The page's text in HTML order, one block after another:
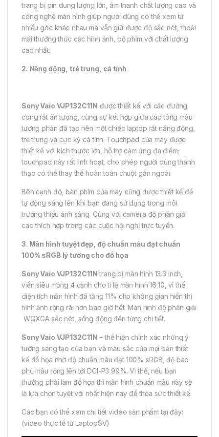
trang bị pin dung lượng lớn, âm thanh chất lượng cao và
công nghệ màn hình giúp người dùng có thể xem từ
nhiều góc khác nhau mà vẫn giữ được độ sắc nét, thoải
mái thưởng thức các hình ảnh, bộ phim với chất lượng
cao nhất.
2. Năng động, trẻ trung, cá tính
Sony Vaio VJP132C11N được thiết kế với các đường
cong rất ấn tượng, cùng sự kết hợp giữa các tông màu
tương phản đã tạo nên một chiếc laptop rất năng động,
trẻ trung và cực kỳ cá tính. Touchpad của máy được
thiết kế với kích thước lớn, hỗ trợ cảm ứng đa điểm;
touchpad này rất linh hoạt, cho phép người dùng thành
thạo có thể thay thế hoàn toàn chuột gắn ngoài.
Bên cạnh đó, bàn phím của máy cũng được thiết kế để
tự động sáng lên khi bạn đang sử dụng trong môi
trường thiếu ánh sáng. Cùng với camera độ phân giải
cao thích hợp trong các cuộc hội nghị trực tuyến.
3. Màn hình tuyệt đẹp, độ chuẩn màu đạt chuẩn
100% sRGB lý tưởng cho đồ họa
Sony Vaio VJP132C11Ntrang bị màn hình 13.3 inch,
viền siêu mỏng 4 cạnh cho tỉ lệ màn hình 16:10, vì thế
diện tích màn hình đã tăng 11% cho không gian hiển thị
hình ảnh rộng rãi hơn bao giờ hết. Màn hình độ phân giải
WQXGA sắc nét, sống động đến từng chi tiết.
Sony Vaio VJP132C11N– thể hiện chính xác những ý
tưởng sáng tạo của bạn và màu sắc của mọi bản thiết
kế đồ họa nhờ độ chuẩn màu đạt 100% sRGB, độ bao
phủ màu rộng lên tới DCI-P3 99%. Vì thế, nếu bạn
thường phải làm đồ họa thì màn hình chuẩn màu này sẽ
là lựa chọn tuyệt vời nhất hiện nay để thỏa sức thiết kế.
Các bạn có thể xem chi tiết video sản phẩm tại đây:
(video thực tế từ LaptopSV)